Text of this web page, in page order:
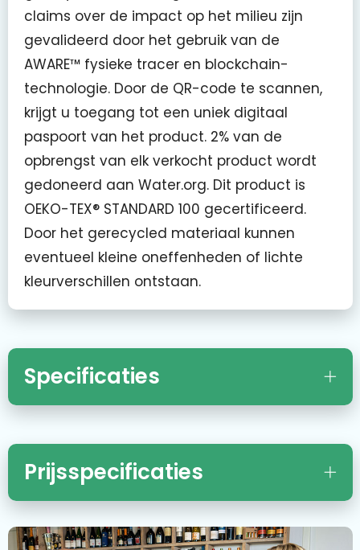
claims over de impact op het milieu zijn
gevalideerd door het gebruik van de
AWARE™ fysieke tracer en blockchain-
technologie. Door de QR-code te scannen,
krijgt u toegang tot een uniek digitaal
paspoort van het product. 2% van de
opbrengst van elk verkocht product wordt
gedoneerd aan Water.org. Dit product is
OEKO-TEX® STANDARD 100 gecertificeerd.
Door het gerecycled materiaal kunnen
eventueel kleine oneffenheden of lichte
kleurverschillen ontstaan.
Specificaties
Prijsspecificaties